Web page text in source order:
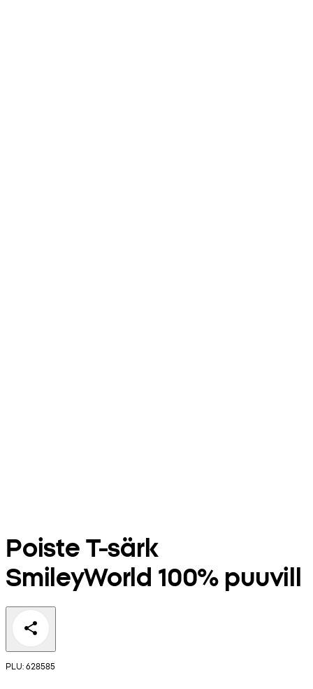
Poiste T-särk
SmileyWorld 100% puuvill
PLU: 628585